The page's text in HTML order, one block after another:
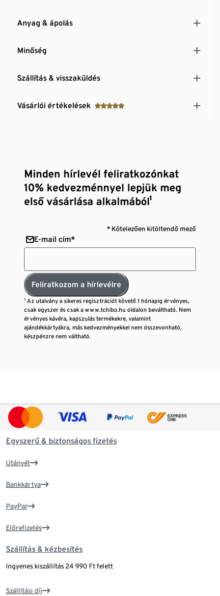
Anyag & ápolás
Minőség
Szállítás & visszaküldés
Vásárlói értékelések
Minden hírlevél feliratkozónkat
10% kedvezménnyel lepjük meg
első vásárlása alkalmából¹
* Kötelezően kitöltendő mező
E-mail cím*
Feliratkozom a hírlevélre
¹ Az utalvány a sikeres regisztrációt követő 1 hónapig érvényes,
csak egyszer és csak a www.tchibo.hu oldalon beváltható. Nem
érvényes kávéra, kapszulás termékekre, valamint
ajándékkártyákra, más kedvezményekkel nem összevonható,
készpénzre nem váltható.
Egyszerű & biztonságos fizetés
Utánvét
Bankkártya
PayPal
Előrefizetés
Szállítás & kézbesítés
Ingyenes kiszállítás 24 990 Ft felett
Szállítási díj